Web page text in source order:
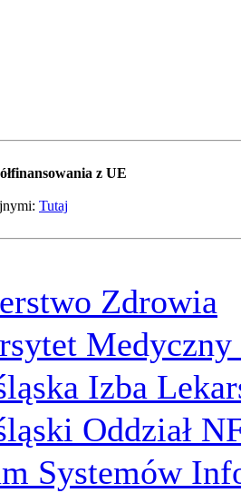
z UE
Tutaj
Zdrowia
Izba
Oddział
Systemów